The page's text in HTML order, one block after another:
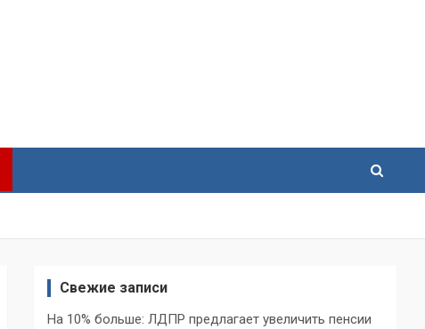
Свежие записи
На 10% больше: ЛДПР предлагает увеличить пенсии